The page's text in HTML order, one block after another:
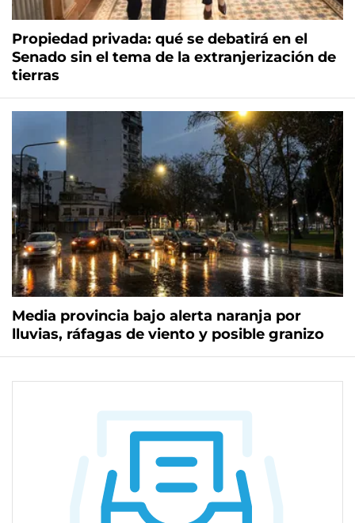
Propiedad privada: qué se debatirá en el
Senado sin el tema de la extranjerización de
tierras
Media provincia bajo alerta naranja por
lluvias, ráfagas de viento y posible granizo